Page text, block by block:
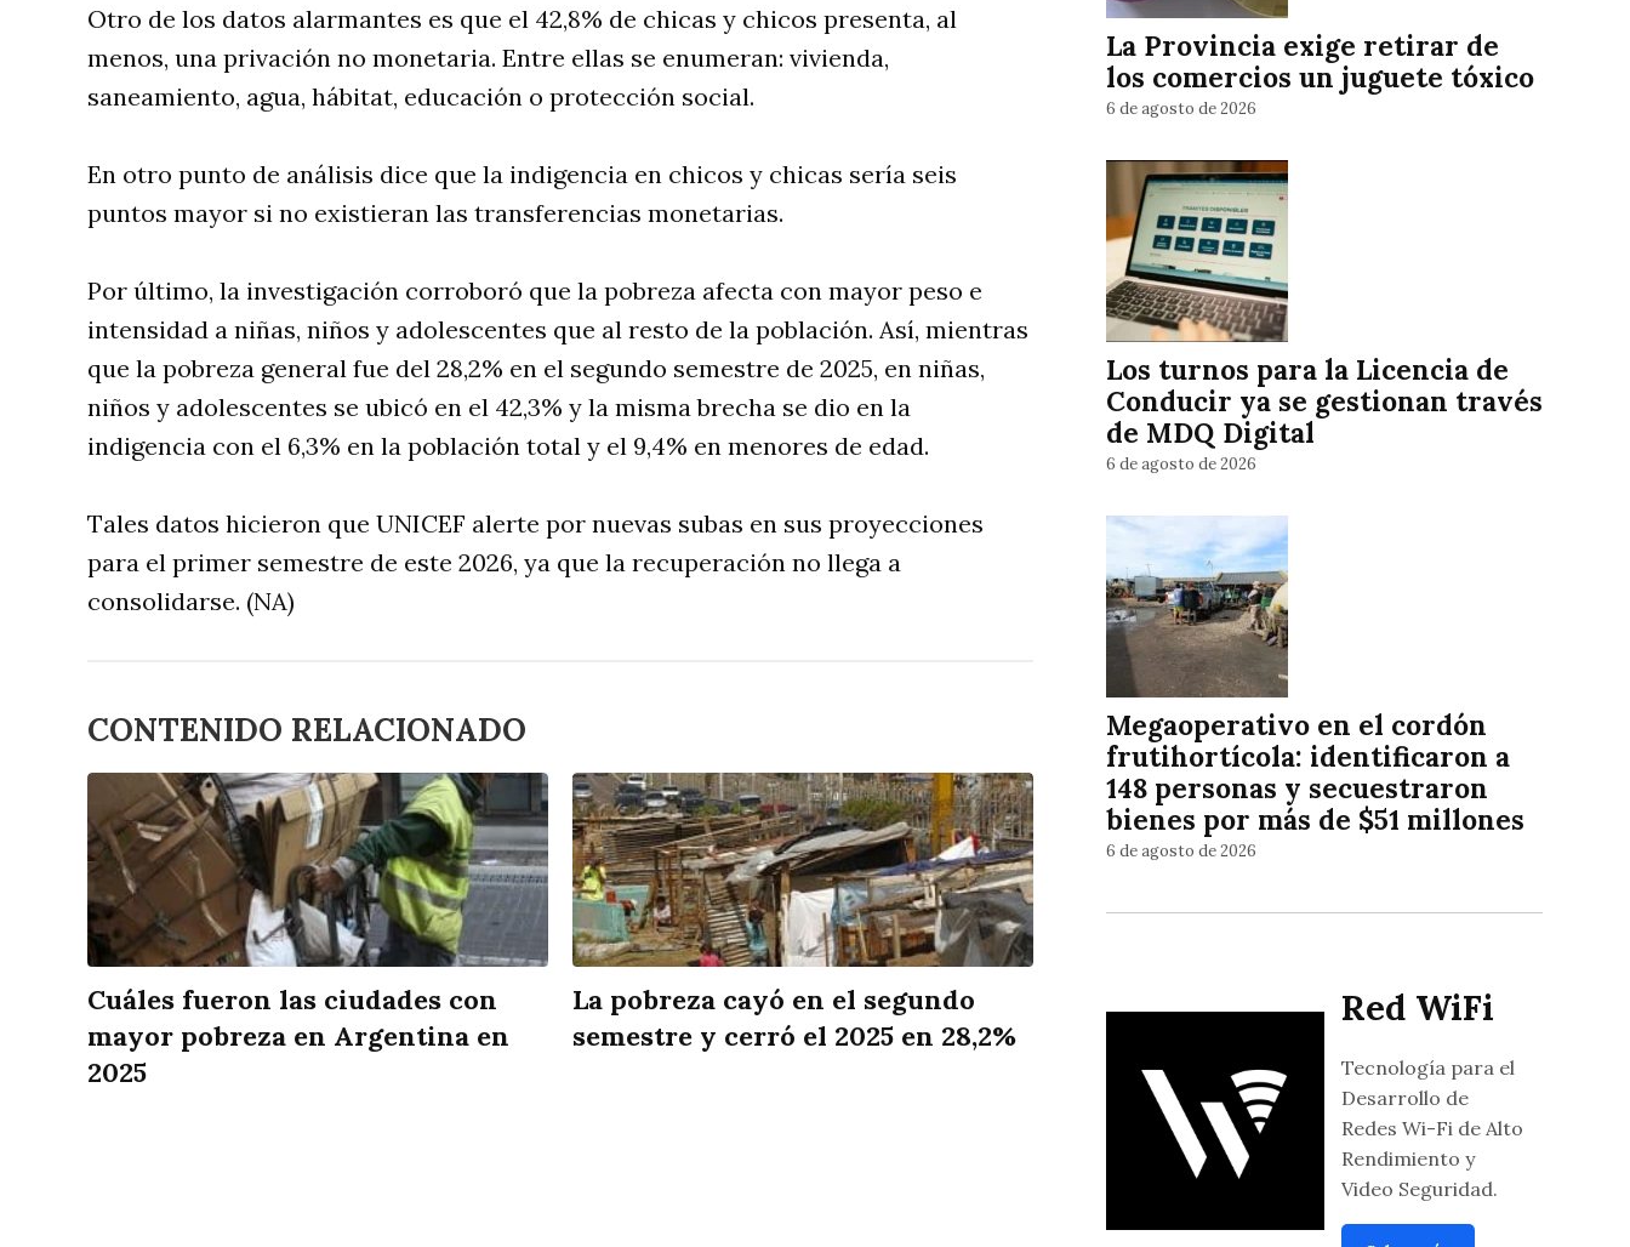
Otro de los datos alarmantes es que el 42,8% de chicas y chicos presenta, al
menos, una privación no monetaria. Entre ellas se enumeran: vivienda,
saneamiento, agua, hábitat, educación o protección social.
En otro punto de análisis dice que la indigencia en chicos y chicas sería seis
puntos mayor si no existieran las transferencias monetarias.
Por último, la investigación corroboró que la pobreza afecta con mayor peso e
intensidad a niñas, niños y adolescentes que al resto de la población. Así, mientras
que la pobreza general fue del 28,2% en el segundo semestre de 2025, en niñas,
niños y adolescentes se ubicó en el 42,3% y la misma brecha se dio en la
indigencia con el 6,3% en la población total y el 9,4% en menores de edad.
Tales datos hicieron que UNICEF alerte por nuevas subas en sus proyecciones
para el primer semestre de este 2026, ya que la recuperación no llega a
consolidarse. (NA)
CONTENIDO RELACIONADO
Cuáles fueron las ciudades con
mayor pobreza en Argentina en
2025
La pobreza cayó en el segundo
semestre y cerró el 2025 en 28,2%
La Provincia exige retirar de
los comercios un juguete tóxico
6 de agosto de 2026
Los turnos para la Licencia de
Conducir ya se gestionan través
de MDQ Digital
6 de agosto de 2026
Megaoperativo en el cordón
frutihortícola: identificaron a
148 personas y secuestraron
bienes por más de $51 millones
6 de agosto de 2026
Red WiFi
Tecnología para el
Desarrollo de
Redes Wi-Fi de Alto
Rendimiento y
Video Seguridad.